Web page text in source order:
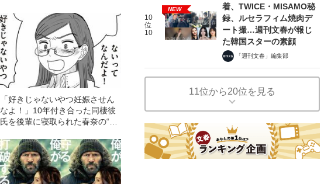
「好きじゃないやつ妊娠させん
なよ！」10年付き合った同棲彼
氏を後輩に寝取られた春奈の“復
10
位
10
NEW
着、TWICE・MISAMO秘
録、ルセラフィム焼肉デ
ート撮…週刊文春が報じ
た韓国スターの素顔
「週刊文春」編集部
11位から20位を見る